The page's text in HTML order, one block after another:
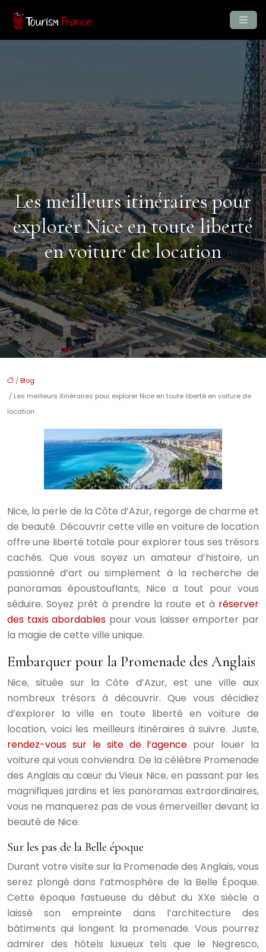
Les meilleurs itinéraires pour
explorer Nice en toute liberté
en voiture de location
/Blog
/ Les meilleurs itinéraires pour explorer Nice en toute liberté en voiture de
location
Nice, la perle de la Côte d’Azur, regorge de charme et
de beauté. Découvrir cette ville en voiture de location
offre une liberté totale pour explorer tous ses trésors
cachés. Que vous soyez un amateur d’histoire, un
passionné d’art ou simplement à la recherche de
panoramas époustouflants, Nice a tout pour vous
séduire. Soyez prêt à prendre la route et à réserver
des taxis abordables pour vous laisser emporter par
la magie de cette ville unique.
Embarquer pour la Promenade des Anglais
Nice, située sur la Côte d’Azur, est une ville aux
nombreux trésors à découvrir. Que vous décidiez
d’explorer la ville en toute liberté en voiture de
location, voici les meilleurs itinéraires à suivre. Juste,
rendez-vous sur le site de l’agence pour louer la
voiture qui vous conviendra. De la célèbre Promenade
des Anglais au cœur du Vieux Nice, en passant par les
magnifiques jardins et les panoramas extraordinaires,
vous ne manquerez pas de vous émerveiller devant la
beauté de Nice.
Sur les pas de la Belle époque
Durant votre visite sur la Promenade des Anglais, vous
serez plongé dans l’atmosphère de la Belle Époque.
Cette époque fastueuse du début du XXe siècle a
laissé son empreinte dans l’architecture des
bâtiments qui longent la promenade. Vous pourrez
admirer des hôtels luxueux tels que le Negresco,